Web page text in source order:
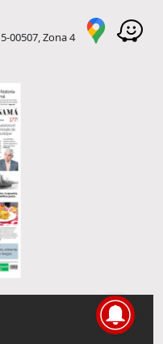
00507, Zona 4